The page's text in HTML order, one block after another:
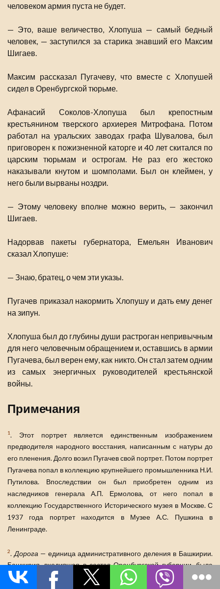
человеком армия пуста не будет.
— Это, ваше величество, Хлопуша — самый бедный
человек, — заступился за старика знавший его Максим
Шигаев.
Максим рассказал Пугачеву, что вместе с Хлопушей
сидел в Оренбургской тюрьме.
Афанасий Соколов-Хлопуша был крепостным
крестьянином тверского архиерея Митрофана. Потом
работал на уральских заводах графа Шувалова, был
приговорен к пожизненной каторге и 40 лет скитался по
царским тюрьмам и острогам. Не раз его жестоко
наказывали кнутом и шомполами. Был он клеймен, у
него были вырваны ноздри.
— Этому человеку вполне можно верить, — закончил
Шигаев.
Надорвав пакеты губернатора, Емельян Иванович
сказал Хлопуше:
— Знаю, братец, о чем эти указы.
Пугачев приказал накормить Хлопушу и дать ему денег
на зипун.
Хлопуша был до глубины души растроган непривычным
для него человечным обращением и, оставшись в армии
Пугачева, был верен ему, как никто. Он стал затем одним
из самых энергичных руководителей крестьянской
войны.
Примечания
1. Этот портрет является единственным изображением
предводителя народного восстания, написанным с натуры до
его пленения. Долго возил Пугачев свой портрет. Потом портрет
Пугачева попал в коллекцию крупнейшего промышленника Н.И.
Путилова. Впоследствии он был приобретен одним из
наследников генерала А.П. Ермолова, от него попал в
коллекцию Государственного Исторического музея в Москве. С
1937 года портрет находится в Музее А.С. Пушкина в
Ленинграде.
2 Дорога — единица административного деления в Башкирии.
Башкирия, входившая в состав Оренбургской губернии, была
разделена на четыре дороги (области): центральная и южная